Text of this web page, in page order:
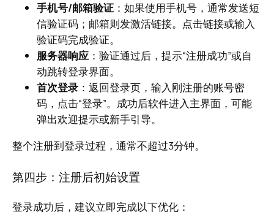
手机号/邮箱验证 ：如果使用手机号，通常发送短
信验证码；邮箱则发激活链接。点击链接或输入
验证码完成验证。
服务器响应 ：验证通过后，提示“注册成功”或自
动跳转登录界面。
首次登录 ：返回登录页，输入刚注册的账号密
码，点击“登录”。成功后软件进入主界面，可能
弹出欢迎提示或新手引导。
整个注册到登录过程，通常不超过3分钟。
第四步：注册后初始设置
登录成功后，建议立即完成以下优化：